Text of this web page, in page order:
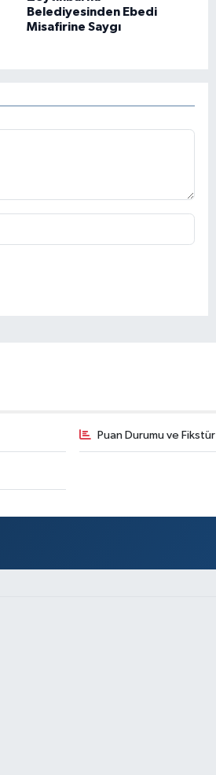
Belediyesinden Ebedi
Misafirine Saygı
Puan Durumu ve Fikstür